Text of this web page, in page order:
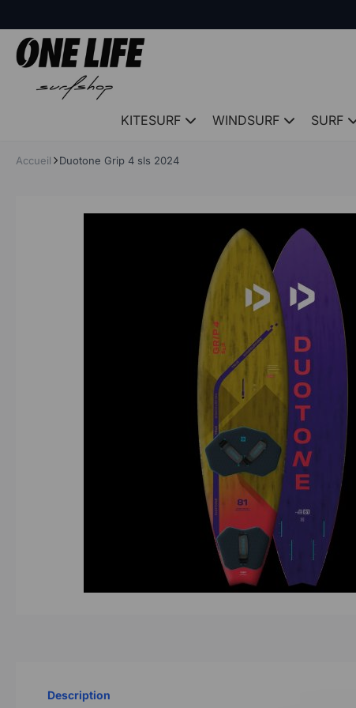
KITESURF WINDSURF SURF
Accueil Duotone Grip 4 sls 2024
Description